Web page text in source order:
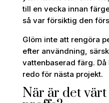
till en vecka innan
så var försiktig den
Glöm inte att rengöra
efter användning,
vattenbaserad färg.
redo för nästa projekt.
När är det